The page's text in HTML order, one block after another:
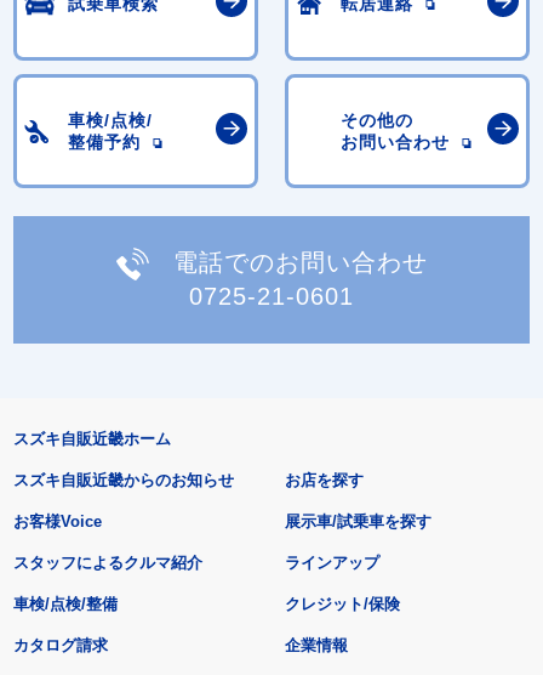
車検/点検/
整備予約
その他の
お問い合わせ
電話でのお問い合わせ
0725-21-0601
スズキ自販近畿ホーム
スズキ自販近畿からのお知らせ
お客様Voice
スタッフによるクルマ紹介
お店を探す
展示車/試乗車を探す
ラインアップ
車検/点検/整備 クレジット/保険
カタログ請求 企業情報